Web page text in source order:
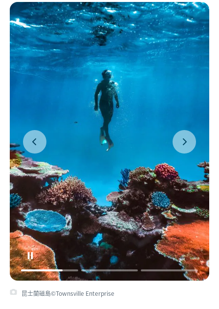
昆士蘭磁島©Townsville Enterprise